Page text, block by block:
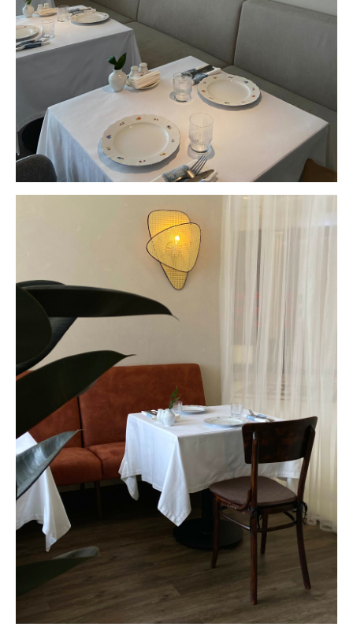
*Instagram💧
МАХ
Вконтакте
Телеграм
Чойс у вас в телефоне
Написать редакции
Пользовательское соглашение
Рекламодателям
ООО «Вам понравится»
Чойс. Новости Екатеринбурга, люди, места,
*Instagram💧
Телеграм
Вконтакте